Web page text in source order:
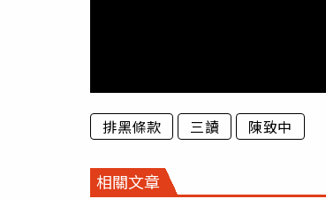
排黑條款 三讀 陳致中
相關文章